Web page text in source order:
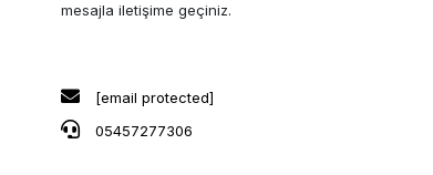
mesajla iletişime geçiniz.
[email protected]
05457277306